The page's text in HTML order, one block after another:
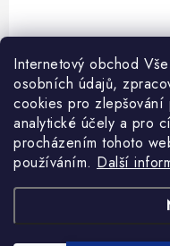
Internetový obchod
osobních údajů,
cookies pro
analytické účely a pro
procházením tohoto
používáním. Další
Informace pro Vás
Ceník dopravy
Kontakty
Obchodní podmínky